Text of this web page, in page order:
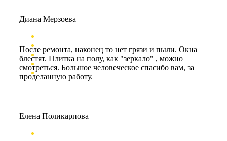
После ремонта, наконец то нет грязи и пыли. Окна
блестят. Плитка на полу, как "зеркало" , можно
смотреться. Большое человеческое спасибо вам, за
проделанную работу.
Диана Мерзоева
Елена Поликарпова